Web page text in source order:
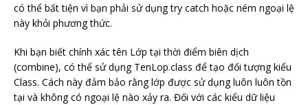
có thể bất tiện vì bạn phải sử dụng try catch hoặc ném ngoại lệ
này khỏi phương thức.
Khi bạn biết chính xác tên Lớp tại thời điểm biên dịch
(combine), có thể sử dụng TenLop.class để tạo đối tượng kiểu
Class. Cách này đảm bảo rằng lớp được sử dụng luôn luôn tồn
tại và không có ngoại lệ nào xảy ra. Đối với các kiểu dữ liệu